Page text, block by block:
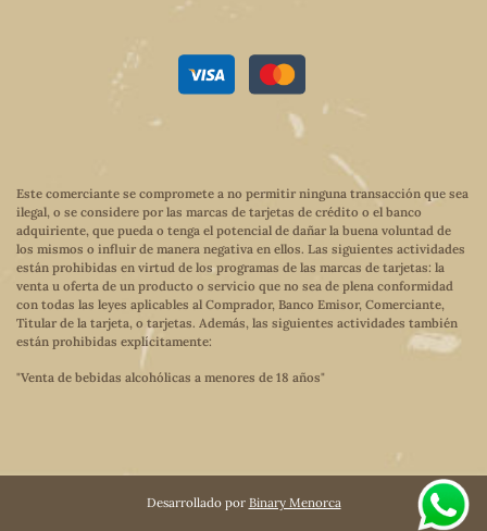
Este comerciante se compromete a no permitir ninguna transacción que sea
ilegal, o se considere por las marcas de tarjetas de crédito o el banco
adquiriente, que pueda o tenga el potencial de dañar la buena voluntad de
los mismos o influir de manera negativa en ellos. Las siguientes actividades
están prohibidas en virtud de los programas de las marcas de tarjetas: la
venta u oferta de un producto o servicio que no sea de plena conformidad
con todas las leyes aplicables al Comprador, Banco Emisor, Comerciante,
Titular de la tarjeta, o tarjetas. Además, las siguientes actividades también
están prohibidas explícitamente:
"Venta de bebidas alcohólicas a menores de 18 años"
Desarrollado por Binary Menorca